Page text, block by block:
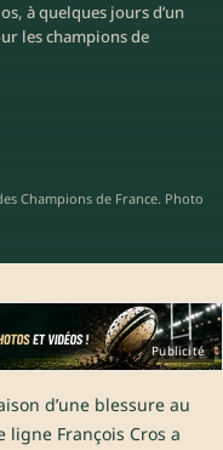
à quelques jours d’un
les champions de
Champions de France. Photo
Publicité
d’une blessure au
ligne François Cros a